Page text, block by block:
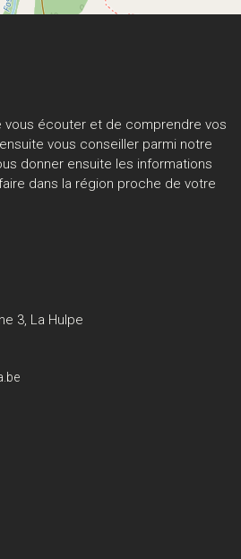
vous écouter et de comprendre vos
vous conseiller parmi notre
donner ensuite les informations
dans la région proche de votre
3, La Hulpe